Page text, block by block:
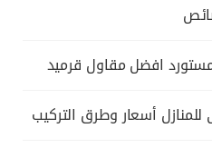
افضل مقاول قرميد
أسعار وطرق التركيب